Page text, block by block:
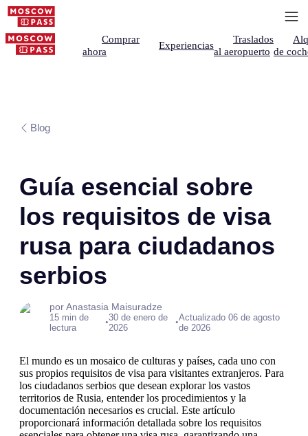
Comprar
ahora
Experiencias
Traslados
al aeropuerto de
Blog
Guía esencial sobre
los requisitos de visa
rusa para ciudadanos
serbios
por Anastasia Maisuradze
15 min de
lectura
•30 de enero de
2026
•Actualizado 06 de agosto
de 2026
El mundo es un mosaico de culturas y países, cada uno con
sus propios requisitos de visa para visitantes extranjeros. Para
los ciudadanos serbios que desean explorar los vastos
territorios de Rusia, entender los procedimientos y la
documentación necesarios es crucial. Este artículo
proporcionará información detallada sobre los requisitos